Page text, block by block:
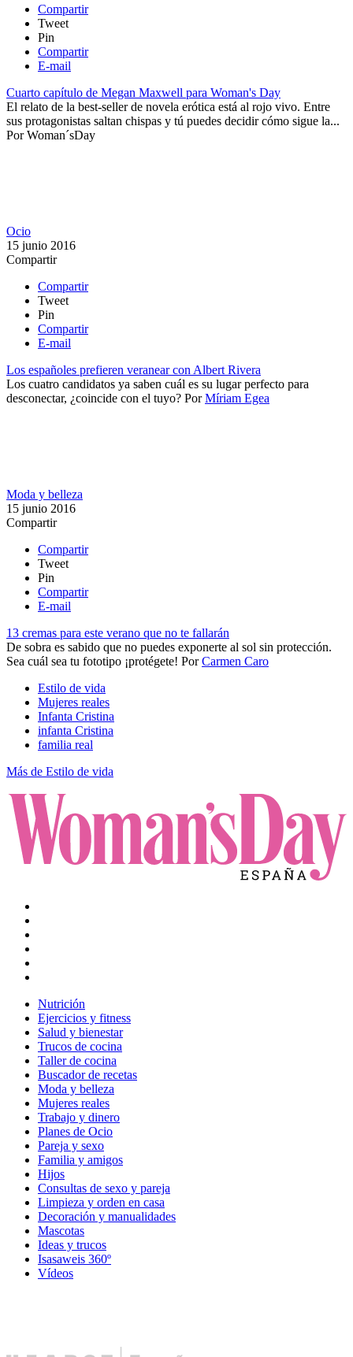
Compartir
Tweet
Pin
Compartir
E-mail
Cuarto capítulo de Megan Maxwell para Woman's Day
El relato de la best-seller de novela erótica está al rojo vivo. Entre
sus protagonistas saltan chispas y tú puedes decidir cómo sigue la...
PorWoman´sDay
Ocio
15 junio 2016
Compartir
Compartir
Tweet
Pin
Compartir
E-mail
Los españoles prefieren veranear con Albert Rivera
Los cuatro candidatos ya saben cuál es su lugar perfecto para
desconectar, ¿coincide con el tuyo? PorMíriam Egea
Moda y belleza
15 junio 2016
Compartir
Compartir
Tweet
Pin
Compartir
E-mail
13 cremas para este verano que no te fallarán
De sobra es sabido que no puedes exponerte al sol sin protección.
Sea cuál sea tu fototipo ¡protégete! PorCarmen Caro
Estilo de vida
Mujeres reales
Infanta Cristina
infanta Cristina
familia real
Más de Estilo de vida
Nutrición
Ejercicios y fitness
Salud y bienestar
Trucos de cocina
Taller de cocina
Buscador de recetas
Moda y belleza
Mujeres reales
Trabajo y dinero
Planes de Ocio
Pareja y sexo
Familia y amigos
Hijos
Consultas de sexo y pareja
Limpieza y orden en casa
Decoración y manualidades
Mascotas
Ideas y trucos
Isasaweis 360º
Vídeos